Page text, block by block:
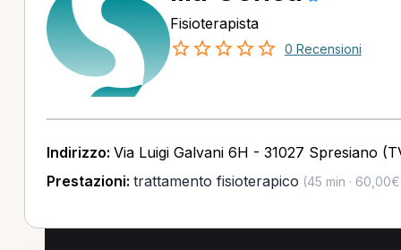
Fisioterapista
0 Recensioni
Indirizzo: Via Luigi Galvani 6H - 31027 Spresiano
Prestazioni: trattamento fisioterapico (45 min ·